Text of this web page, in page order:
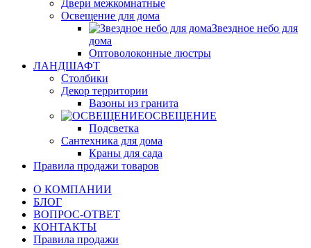
Двери межкомнатные
Освещение для дома
Звездное небо для
дома
Оптоволоконные люстры
ЛАНДШАФТ
Столбики
Декор территории
Вазоны из гранита
ОСВЕЩЕНИЕ
Подсветка
Сантехника для дома
Краны для сада
Правила продажи товаров
О КОМПАНИИ
БЛОГ
ВОПРОС-ОТВЕТ
КОНТАКТЫ
Правила продажи